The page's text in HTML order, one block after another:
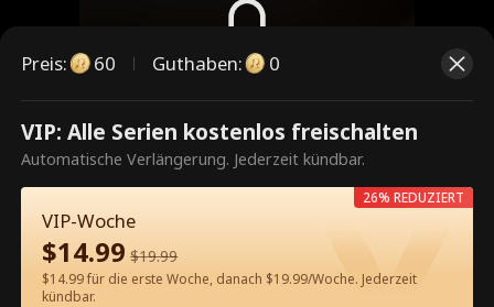
Dies ist eine kostenpflichtige
Episode. Bitte entsperren, um
weiterzusehen.
60Jetzt entsperren
Preis: 60 Guthaben: 0
VIP: Alle Serien kostenlos freischalten
Automatische Verlängerung. Jederzeit kündbar.
VIP-Woche
$14.99 $19.99
$14.99 für die erste Woche, danach $19.99/Woche. Jederzeit
kündbar.
26% REDUZIERT